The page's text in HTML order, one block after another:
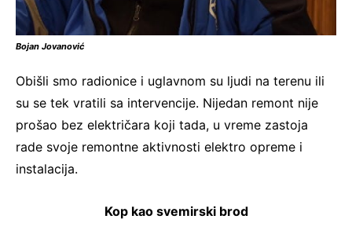
Bojan Jovanović
Obišli smo radionice i uglavnom su ljudi na terenu ili
su se tek vratili sa intervencije. Nijedan remont nije
prošao bez električara koji tada, u vreme zastoja
rade svoje remontne aktivnosti elektro opreme i
instalacija.
Kop kao svemirski brod